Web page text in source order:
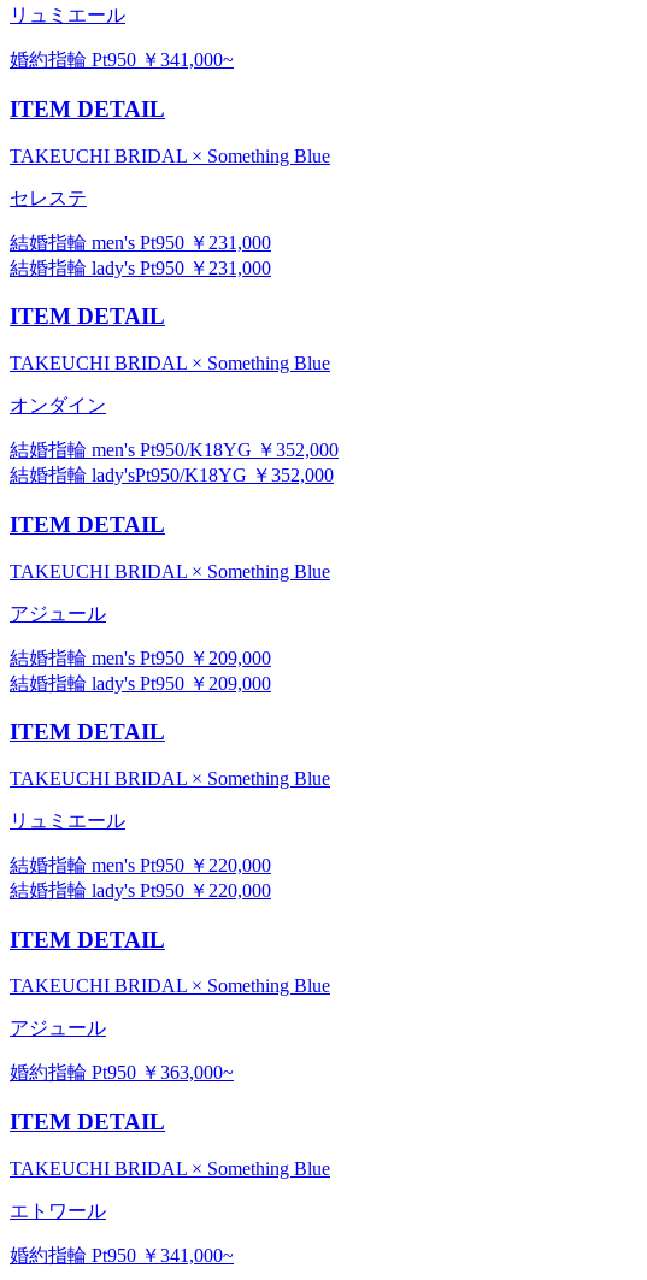
リュミエール
婚約指輪 Pt950 ￥341,000~
ITEM DETAIL
TAKEUCHI BRIDAL × Something Blue
セレステ
結婚指輪 men's Pt950 ￥231,000
結婚指輪 lady's Pt950 ￥231,000
ITEM DETAIL
TAKEUCHI BRIDAL × Something Blue
オンダイン
結婚指輪 men's Pt950/K18YG ￥352,000
結婚指輪 lady'sPt950/K18YG ￥352,000
ITEM DETAIL
TAKEUCHI BRIDAL × Something Blue
アジュール
結婚指輪 men's Pt950 ￥209,000
結婚指輪 lady's Pt950 ￥209,000
ITEM DETAIL
TAKEUCHI BRIDAL × Something Blue
リュミエール
結婚指輪 men's Pt950 ￥220,000
結婚指輪 lady's Pt950 ￥220,000
ITEM DETAIL
TAKEUCHI BRIDAL × Something Blue
アジュール
婚約指輪 Pt950 ￥363,000~
ITEM DETAIL
TAKEUCHI BRIDAL × Something Blue
エトワール
婚約指輪 Pt950 ￥341,000~